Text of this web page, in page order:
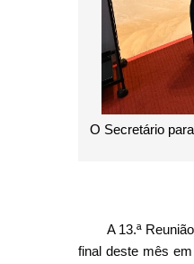
O Secretário
A 13.ª
final deste mês